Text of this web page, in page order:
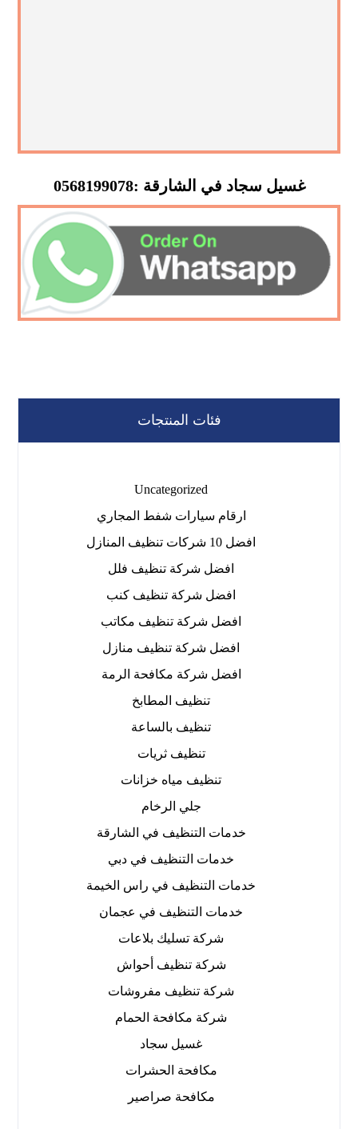
غسيل سجاد في الشارقة :0568199078
فئات المنتجات
Uncategorized
ارقام سيارات شفط المجاري
افضل 10 شركات تنظيف المنازل
افضل شركة تنظيف فلل
افضل شركة تنظيف كنب
افضل شركة تنظيف مكاتب
افضل شركة تنظيف منازل
افضل شركة مكافحة الرمة
تنظيف المطابخ
تنظيف بالساعة
تنظيف ثريات
تنظيف مياه خزانات
جلي الرخام
خدمات التنظيف في الشارقة
خدمات التنظيف في دبي
خدمات التنظيف في راس الخيمة
خدمات التنظيف في عجمان
شركة تسليك بلاعات
شركة تنظيف أحواش
شركة تنظيف مفروشات
شركة مكافحة الحمام
غسيل سجاد
مكافحة الحشرات
مكافحة صراصير